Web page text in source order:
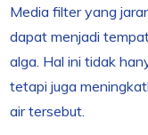
Media filter yang
dapat menjadi
alga. Hal ini tidak
tetapi juga
air tersebut.